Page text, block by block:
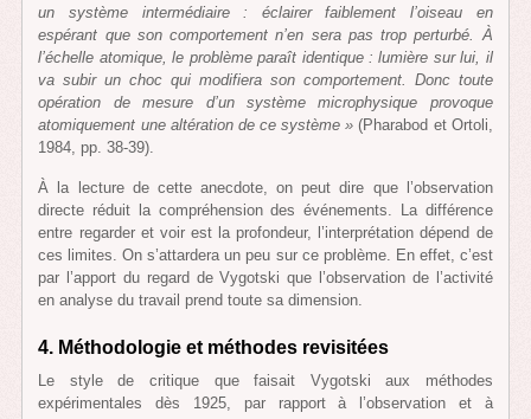
un système intermédiaire : éclairer faiblement l’oiseau en
espérant que son comportement n’en sera pas trop perturbé. À
l’échelle atomique, le problème paraît identique : lumière sur lui, il
va subir un choc qui modifiera son comportement. Donc toute
opération de mesure d’un système microphysique provoque
atomiquement une altération de ce système »(Pharabod et Ortoli,
1984, pp. 38-39).
À la lecture de cette anecdote, on peut dire que l’observation
directe réduit la compréhension des événements. La différence
entre regarder et voir est la profondeur, l’interprétation dépend de
ces limites. On s’attardera un peu sur ce problème. En effet, c’est
par l’apport du regard de Vygotski que l’observation de l’activité
en analyse du travail prend toute sa dimension.
4. Méthodologie et méthodes revisitées
Le style de critique que faisait Vygotski aux méthodes
expérimentales dès 1925, par rapport à l’observation et à